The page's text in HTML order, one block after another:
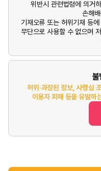
위반시 관련법령에 의거
손해
기재오류 또는 허위기재 등
무단으로 사용할 수 없으며
불
허위·과장된 정보, 사행심
이용자 피해 등을 유발하